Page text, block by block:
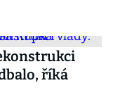
říká